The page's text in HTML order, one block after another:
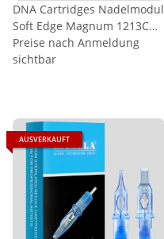
DNA Cartridges Nadelmodul
Soft Edge Magnum 1213CM
0,35mm
Preise nach Anmeldung
sichtbar
AUSVERKAUFT